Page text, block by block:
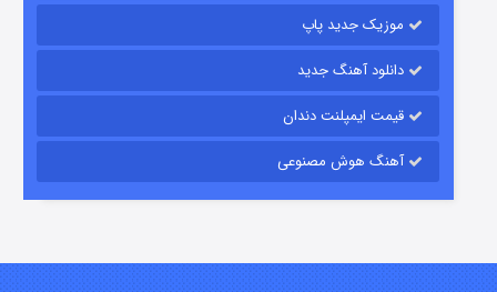
قسمت۱۵ (دوبله) منتشر شد
موزیک جدید پاپ
دانلود آهنگ جدید
قیمت ایمپلنت دندان
آهنگ هوش مصنوعی